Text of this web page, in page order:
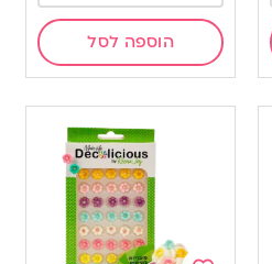
הוספה לסל